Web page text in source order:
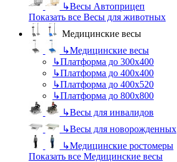
↳Весы Автоприцеп
Показать все Весы для животных
Медицинские весы
↳Медицинские весы
↳Платформа до 300х400
↳Платформа до 400х400
↳Платформа до 400х520
↳Платформа до 800х800
↳Весы для инвалидов
↳Весы для новорожденных
↳Медицинские ростомеры
Показать все Медицинские весы